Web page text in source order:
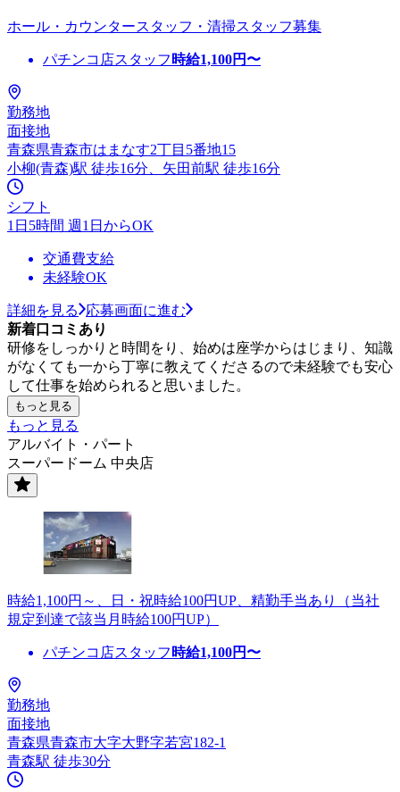
ホール・カウンタースタッフ・清掃スタッフ募集
パチンコ店スタッフ 時給1,100円〜
勤務地
面接地
青森県青森市はまなす2丁目5番地15
小柳(青森)駅 徒歩16分、矢田前駅 徒歩16分
シフト
1日5時間 週1日からOK
交通費支給
未経験OK
詳細を見る
応募画面に進む
新着口コミあり
研修をしっかりと時間をり、始めは座学からはじまり、知識
がなくても一から丁寧に教えてくださるので未経験でも安心
して仕事を始められると思いました。
もっと見る
もっと見る
アルバイト・パート
スーパードーム 中央店
時給1,100円～、日・祝時給100円UP、精勤手当あり（当社
規定到達で該当月時給100円UP）
パチンコ店スタッフ 時給1,100円〜
勤務地
面接地
青森県青森市大字大野字若宮182-1
青森駅 徒歩30分